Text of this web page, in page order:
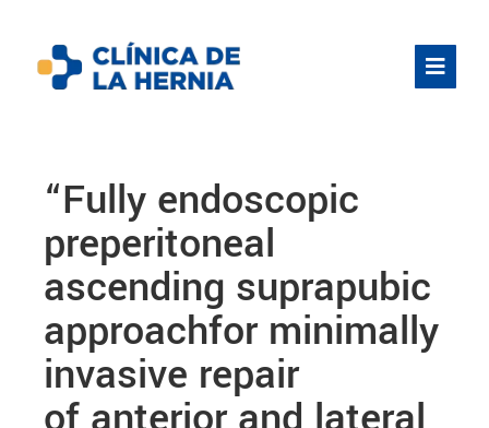
“Fully endoscopic
preperitoneal
ascending suprapubic
approachfor minimally
invasive repair